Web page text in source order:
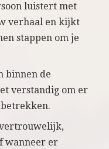
luistert met
verhaal en kijkt
stappen om je
binnen de
verstandig om er
wanneer er